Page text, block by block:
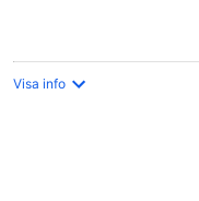
Visa info